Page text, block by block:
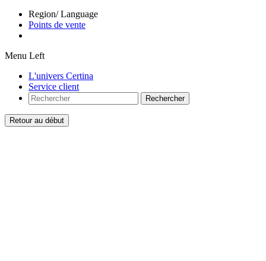
Region/ Language
Points de vente
Menu Left
L'univers Certina
Service client
Rechercher
Retour au début